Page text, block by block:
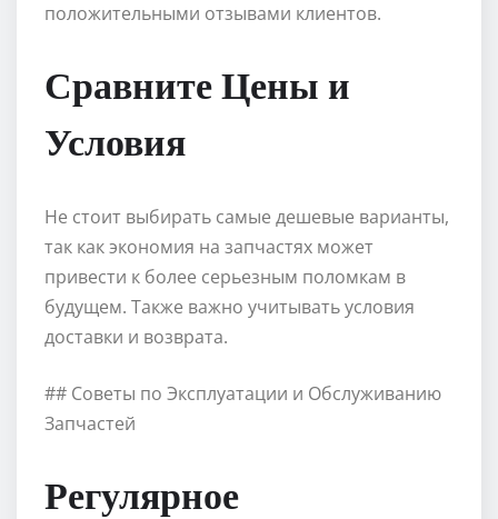
положительными отзывами клиентов.
Сравните Цены и
Условия
Не стоит выбирать самые дешевые варианты,
так как экономия на запчастях может
привести к более серьезным поломкам в
будущем. Также важно учитывать условия
доставки и возврата.
## Советы по Эксплуатации и Обслуживанию
Запчастей
Регулярное